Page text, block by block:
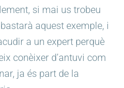
si mai us trobeu
aquest exemple, i
a un expert perquè
conèixer d’antuvi com
ja és part de la